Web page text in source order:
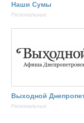
Наши Сумы
Региональные
Выходной
Региональные